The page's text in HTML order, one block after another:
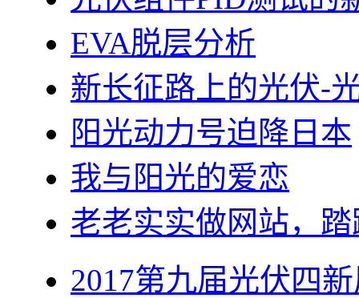
EVA脱层分析
新长征路上的光伏-
阳光动力号迫降日本
我与阳光的爱恋
老老实实做网站，
2017第九届光伏四